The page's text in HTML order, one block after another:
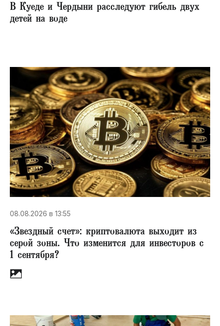
В Куеде и Чердыни расследуют гибель двух
детей на воде
08.08.2026 в 13:55
«Звездный счет»​: криптовалюта выходит из
серой зоны. Что изменится для инвесторов с
1 сентября?